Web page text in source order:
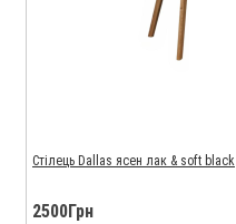
Стілець Dallas ясен лак & soft black
2500Грн